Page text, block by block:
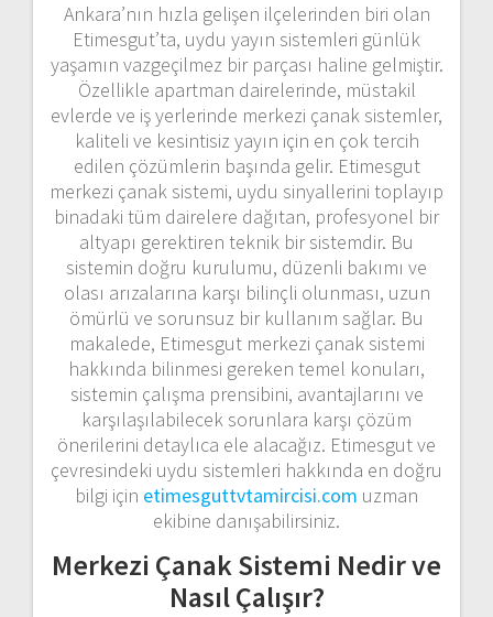
Ankara’nın hızla gelişen ilçelerinden biri olan
Etimesgut’ta, uydu yayın sistemleri günlük
yaşamın vazgeçilmez bir parçası haline gelmiştir.
Özellikle apartman dairelerinde, müstakil
evlerde ve iş yerlerinde merkezi çanak sistemler,
kaliteli ve kesintisiz yayın için en çok tercih
edilen çözümlerin başında gelir. Etimesgut
merkezi çanak sistemi, uydu sinyallerini toplayıp
binadaki tüm dairelere dağıtan, profesyonel bir
altyapı gerektiren teknik bir sistemdir. Bu
sistemin doğru kurulumu, düzenli bakımı ve
olası arızalarına karşı bilinçli olunması, uzun
ömürlü ve sorunsuz bir kullanım sağlar. Bu
makalede, Etimesgut merkezi çanak sistemi
hakkında bilinmesi gereken temel konuları,
sistemin çalışma prensibini, avantajlarını ve
karşılaşılabilecek sorunlara karşı çözüm
önerilerini detaylıca ele alacağız. Etimesgut ve
çevresindeki uydu sistemleri hakkında en doğru
bilgi için etimesguttvtamircisi.com uzman
ekibine danışabilirsiniz.
Merkezi Çanak Sistemi Nedir ve
Nasıl Çalışır?